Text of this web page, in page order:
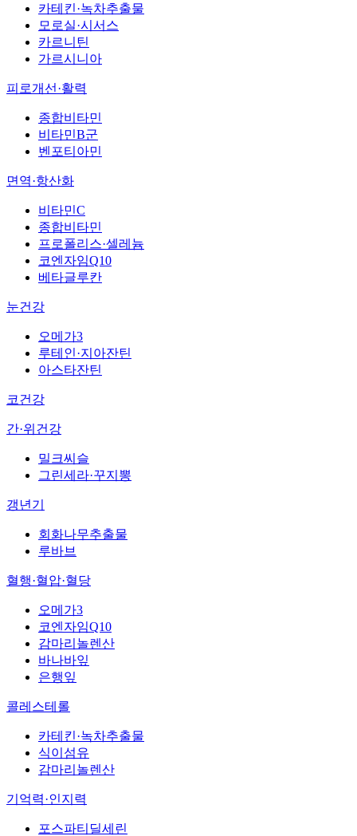
카테킨·녹차추출물
모로실·시서스
카르니틴
가르시니아
피로개선·활력
종합비타민
비타민B군
벤포티아민
면역·항산화
비타민C
종합비타민
프로폴리스·셀레늄
코엔자임Q10
베타글루칸
눈건강
오메가3
루테인·지아잔틴
아스타잔틴
코건강
간·위건강
밀크씨슬
그린세라·꾸지뽕
갱년기
회화나무추출물
루바브
혈행·혈압·혈당
오메가3
코엔자임Q10
감마리놀렌산
바나바잎
은행잎
콜레스테롤
카테킨·녹차추출물
식이섬유
감마리놀렌산
기억력·인지력
포스파티딜세린